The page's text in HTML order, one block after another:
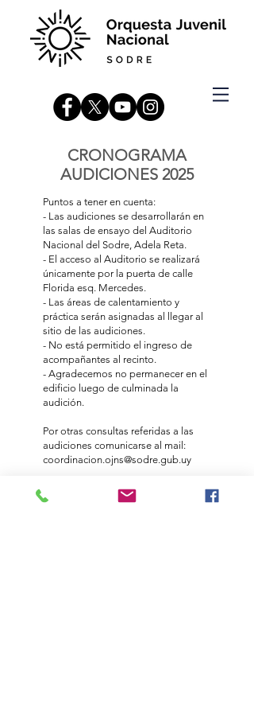
CRONOGRAMA
AUDICIONES 2025
Puntos a tener en cuenta:
- Las audiciones se desarrollarán en
las salas de ensayo del Auditorio
Nacional del Sodre, Adela Reta.
- El acceso al Auditorio se realizará
únicamente por la puerta de calle
Florida esq. Mercedes.
- Las áreas de calentamiento y
práctica serán asignadas al llegar al
sitio de las audiciones.
- No está permitido el ingreso de
acompañantes al recinto.
- Agradecemos no permanecer en el
edificio luego de culminada la
audición.
Por otras consultas referidas a las
audiciones comunicarse al mail:
coordinacion.ojns@sodre.gub.uy